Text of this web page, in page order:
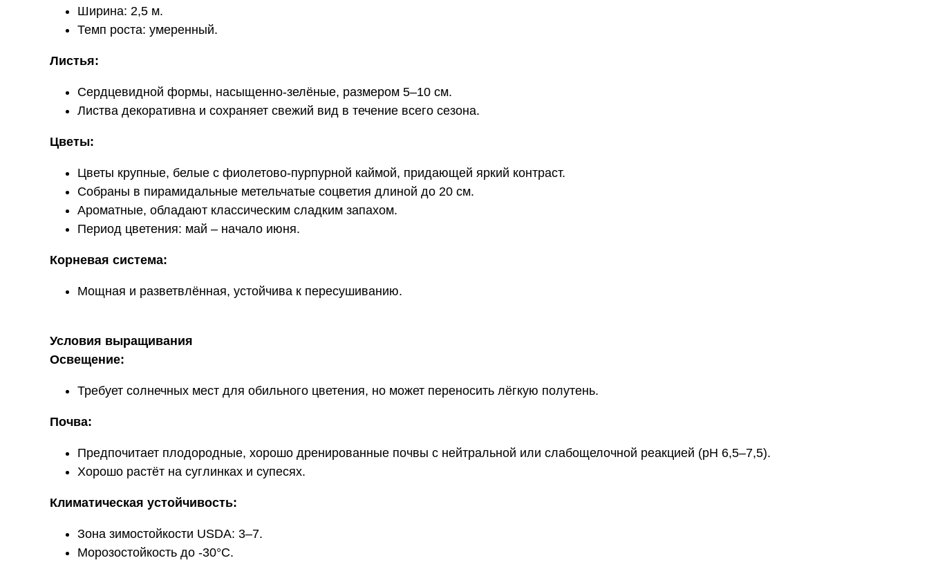
Ширина: 2,5 м.
Темп роста: умеренный.
Листья:
Сердцевидной формы, насыщенно-зелёные, размером 5–10 см.
Листва декоративна и сохраняет свежий вид в течение всего сезона.
Цветы:
Цветы крупные, белые с фиолетово-пурпурной каймой, придающей яркий контраст.
Собраны в пирамидальные метельчатые соцветия длиной до 20 см.
Ароматные, обладают классическим сладким запахом.
Период цветения: май – начало июня.
Корневая система:
Мощная и разветвлённая, устойчива к пересушиванию.
Условия выращивания
Освещение:
Требует солнечных мест для обильного цветения, но может переносить лёгкую полутень.
Почва:
Предпочитает плодородные, хорошо дренированные почвы с нейтральной или слабощелочной реакцией (pH 6,5–7,5).
Хорошо растёт на суглинках и супесях.
Климатическая устойчивость:
Зона зимостойкости USDA: 3–7.
Морозостойкость до -30°C.